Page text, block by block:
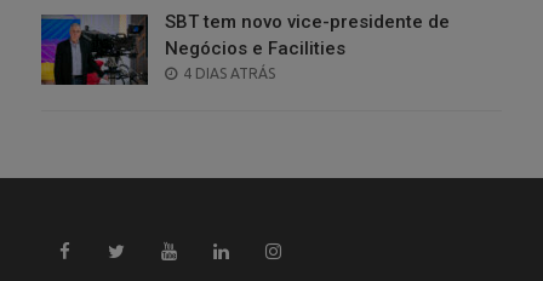
SBT tem novo vice-presidente de
Negócios e Facilities
POSTED
4 DIAS ATRÁS